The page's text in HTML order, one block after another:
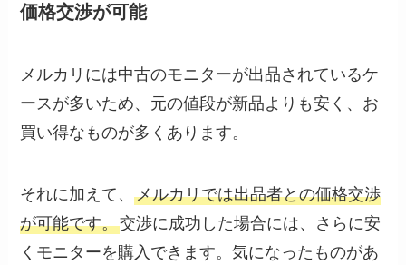
価格交渉が可能
メルカリには中古のモニターが出品されているケ
ースが多いため、元の値段が新品よりも安く、お
買い得なものが多くあります。
それに加えて、メルカリでは出品者との価格交渉
が可能です。交渉に成功した場合には、さらに安
くモニターを購入できます。気になったものがあ